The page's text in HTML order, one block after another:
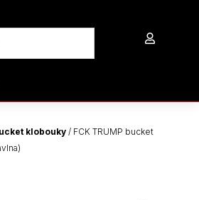

klobouky/ FCK TRUMP bucket